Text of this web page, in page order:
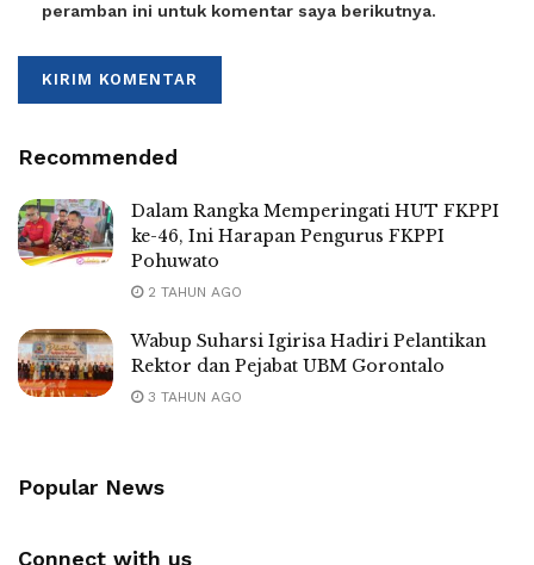
peramban ini untuk komentar saya berikutnya.
Recommended
Dalam Rangka Memperingati HUT FKPPI
ke-46, Ini Harapan Pengurus FKPPI
Pohuwato
2 TAHUN AGO
Wabup Suharsi Igirisa Hadiri Pelantikan
Rektor dan Pejabat UBM Gorontalo
3 TAHUN AGO
Popular News
Connect with us